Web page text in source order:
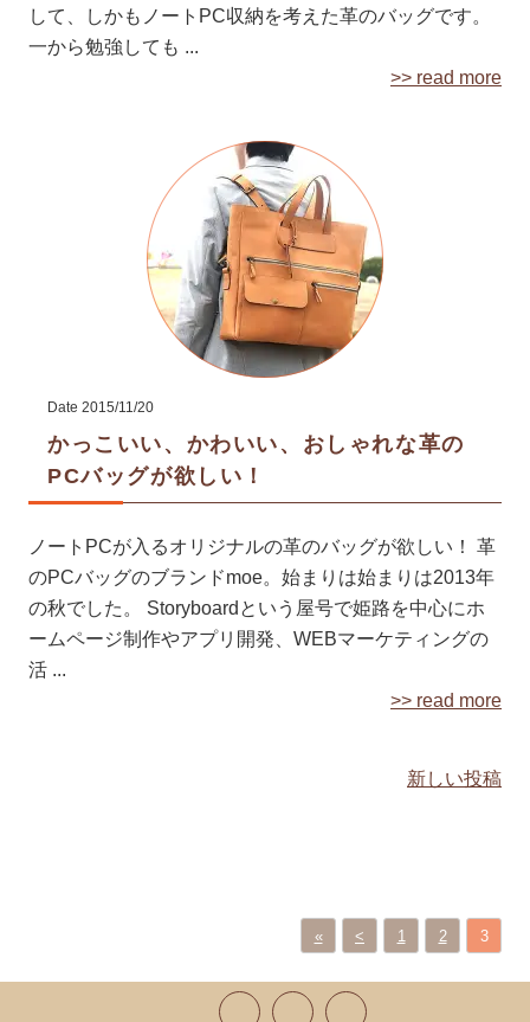
して、しかもノートPC収納を考えた革のバッグです。
一から勉強しても ...
>> read more
Date 2015/11/20
かっこいい、かわいい、おしゃれな革の
PCバッグが欲しい！
ノートPCが入るオリジナルの革のバッグが欲しい！ 革
のPCバッグのブランドmoe。始まりは始まりは2013年
の秋でした。 Storyboardという屋号で姫路を中心にホ
ームページ制作やアプリ開発、WEBマーケティングの
活 ...
>> read more
新しい投稿
« < 1 2 3